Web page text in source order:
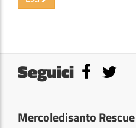
Seguici
Mercoledisanto